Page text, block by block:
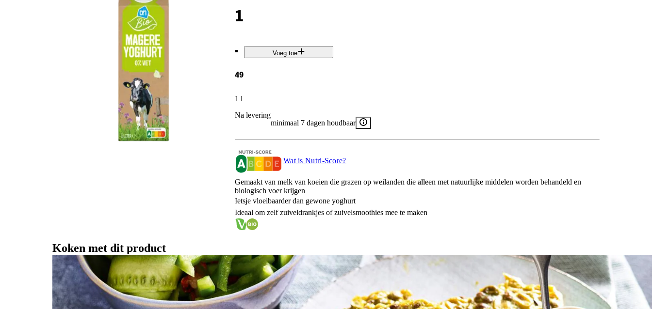
1
.
49
1 l
Voeg toe
Na levering
minimaal 7 dagen houdbaar
Wat is Nutri-Score?
Gemaakt van melk van koeien die grazen op weilanden die alleen met natuurlijke middelen worden behandeld en
biologisch voer krijgen
Ietsje vloeibaarder dan gewone yoghurt
Ideaal om zelf zuiveldrankjes of zuivelsmoothies mee te maken
Koken met dit product